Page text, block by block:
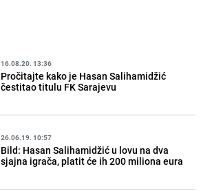
16.08.20. 13:36
Pročitajte kako je Hasan Salihamidžić
čestitao titulu FK Sarajevu
26.06.19. 10:57
Bild: Hasan Salihamidžić u lovu na dva
sjajna igrača, platit će ih 200 miliona eura